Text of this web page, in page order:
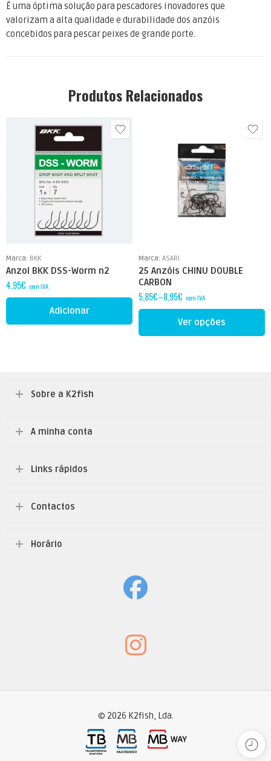
É uma óptima solução para pescadores inovadores que
valorizam a alta qualidade e durabilidade dos anzóis
concebidos para pescar peixes de grande porte.
Produtos Relacionados
Marca: BKK
Anzol BKK DSS-Worm n2
4,95€ com IVA
Adicionar
Marca: ASARI
25 Anzóis CHINU DOUBLE
CARBON
5,85€–8,95€ com IVA
1
1/0
2
Ver opções
Sobre a K2fish
A minha conta
Links rápidos
Contactos
Horário
© 2026 K2fish, Lda.